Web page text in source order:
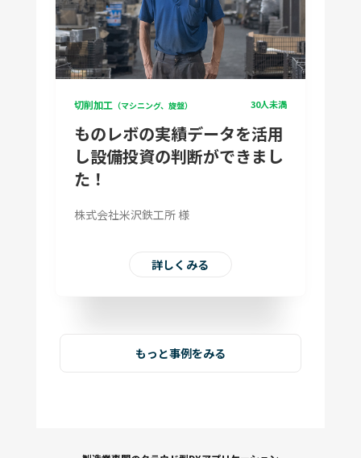
切削加工（マシニング、旋盤） 30人未満
ものレボの実績データを活用
し設備投資の判断ができまし
た！
株式会社米沢鉄工所 様
詳しくみる
もっと事例をみる